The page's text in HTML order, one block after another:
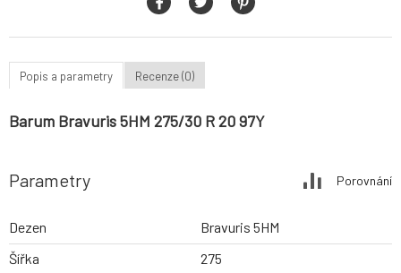
Popis a parametry Recenze (0)
Barum Bravuris 5HM 275/30 R 20 97Y
Parametry Porovnání
Dezen
Bravuris 5HM
Šířka
275